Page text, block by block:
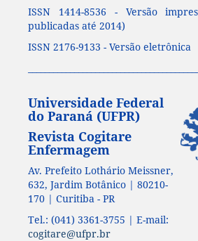
ISSN 1414-8536 - Versão
publicadas até 2014)
ISSN 2176-9133 - Versão eletrônica
Universidade Federal
do Paraná (UFPR)
Revista Cogitare
Enfermagem
Av. Prefeito Lothário Meissner,
632, Jardim Botânico | 80210-
170 | Curitiba - PR
Tel.: (041) 3361-3755 | E-mail:
cogitare@ufpr.br